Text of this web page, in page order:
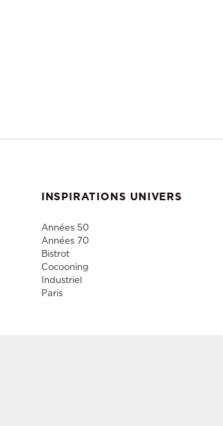
INSPIRATIONS UNIVERS
Années 50
Années 70
Bistrot
Cocooning
Industriel
Paris